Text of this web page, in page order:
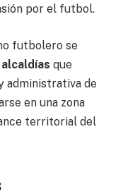
por el futbol.
futbolero se
que
administrativa de
en una zona
territorial del